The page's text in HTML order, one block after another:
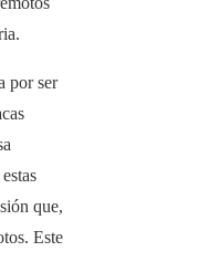
por ser
que,
Este